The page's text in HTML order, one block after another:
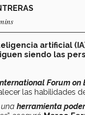
artificial
siendo las
Forum on
las habilidades
herramienta